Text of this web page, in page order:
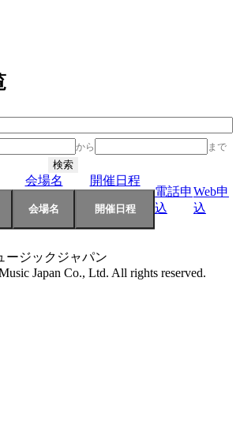
から まで
会場名
開催日程
電話申
込
Web申
込
ージックジャパン
Japan Co., Ltd. All rights reserved.